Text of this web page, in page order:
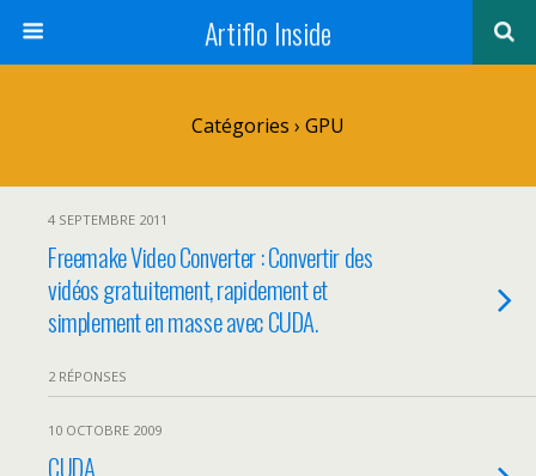
Artiflo Inside
Catégories › GPU
4 SEPTEMBRE 2011
Freemake Video Converter : Convertir des
vidéos gratuitement, rapidement et
simplement en masse avec CUDA.
2 RÉPONSES
10 OCTOBRE 2009
CUDA